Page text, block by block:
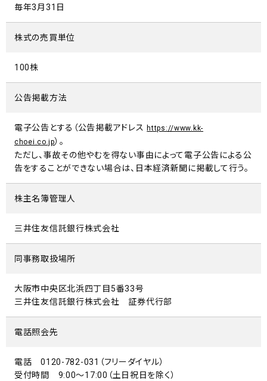
毎年3月31日
株式の売買単位
100株
公告掲載方法
電子公告とする（公告掲載アドレスhttps://www.kk-
choei.co.jp）。
ただし、事故その他やむを得ない事由によって電子公告による公
告をすることができない場合は、日本経済新聞に掲載して行う。
株主名簿管理人
三井住友信託銀行株式会社
同事務取扱場所
大阪市中央区北浜四丁目5番33号
三井住友信託銀行株式会社 証券代行部
電話照会先
電話 0120-782-031（フリーダイヤル）
受付時間 9:00～17:00（土日祝日を除く）